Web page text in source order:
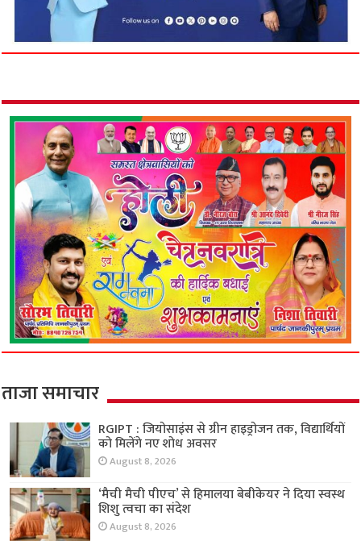
ताजा समाचार
RGIPT : जियोसाइंस से ग्रीन हाइड्रोजन तक, विद्यार्थियों
को मिलेंगे नए शोध अवसर
August 8, 2026
‘मैची मैची पीएच’ से हिमालया बेबीकेयर ने दिया स्वस्थ
शिशु त्वचा का संदेश
August 8, 2026